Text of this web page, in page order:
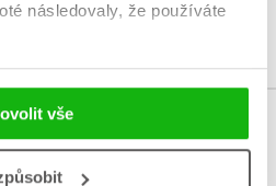
následovaly, že používáte
vše
TAKÉ ZAJÍMAT